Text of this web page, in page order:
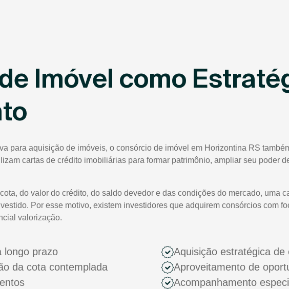
Imóvel como
para aquisição de imóveis, o consórcio de imóvel em Horizontina RS
cartas de crédito imobiliárias para formar patrimônio, ampliar seu poder
do valor do crédito, do saldo devedor e das condições do mercado, uma
Por esse motivo, existem investidores que adquirem consórcios com
valorização.
longo prazo
da cota contemplada
Aquisição estratégica
Aproveitamento de
Acompanhamento